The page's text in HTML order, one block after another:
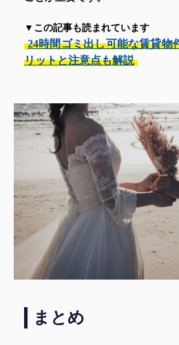
▼この記事も読まれています
24時間ゴミ出し可能な賃貸物
リットと注意点も解説
まとめ